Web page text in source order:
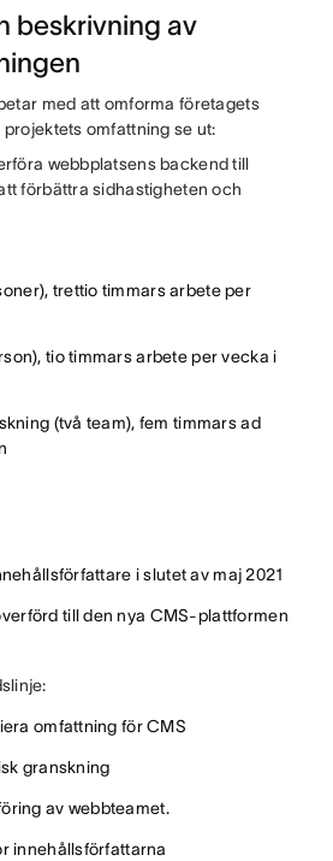
beskrivning av
med att omforma företagets
omfattning se ut:
webbplatsens backend till
förbättra sidhastigheten och
trettio timmars arbete per
tio timmars arbete per vecka i
(två team), fem timmars ad
i slutet av maj 2021
till den nya CMS-plattformen
omfattning för CMS
granskning
av webbteamet.
innehållsförfattarna